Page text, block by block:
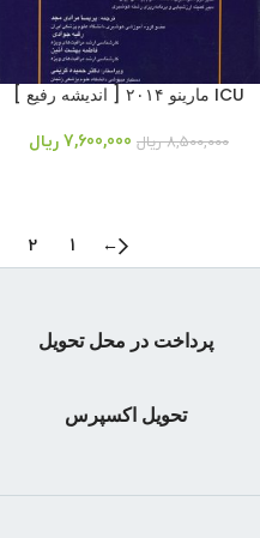
ICU مارینو ۲۰۱۴ [ اندیشه رفیع ]
8,500,000 ریال 7,600,000 ریال
←
1
2
پرداخت در محل تحویل
تحویل اکسپرس